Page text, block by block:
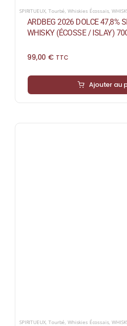
SPIRITUEUX,Tourbé, Whiskies Écossais,
ARDBEG 2026 DOLCE 47,8%
WHISKY (ÉCOSSE / ISLAY)
99,00 € TTC
Ajouter au
SPIRITUEUX,Tourbé, Whiskies Écossais,